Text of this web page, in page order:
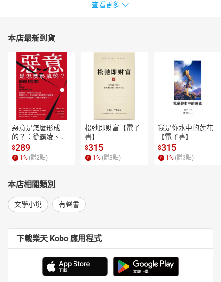
查看更多
本店最新到貨
惡意是怎麼形成
的？：從霸凌、劈
腿到仇恨言論，歷
時15年、全球超過
250萬筆研究數
揪出身邊有問題的
人！【電子書】
$289
1 % (賺2點)
松弛即财富【電子
書】
$315
1 % (賺3點)
我是你水中的莲花
【電子書】
$315
1 % (賺3點)
本店相關類別
文學小說 有聲書
下載樂天 Kobo 應用程式